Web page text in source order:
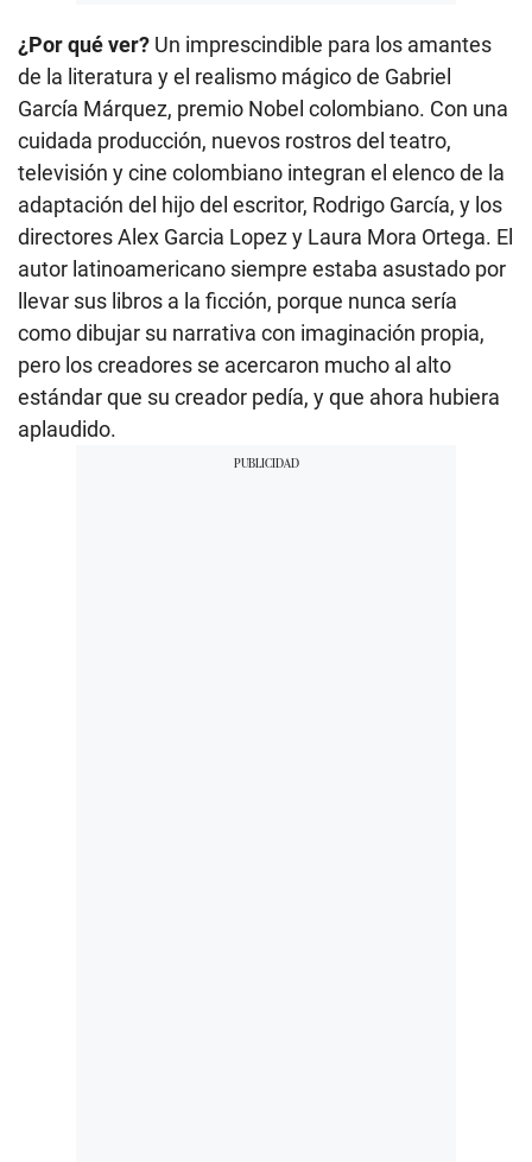
¿Por qué ver? Un imprescindible para los amantes
de la literatura y el realismo mágico de Gabriel
García Márquez, premio Nobel colombiano. Con una
cuidada producción, nuevos rostros del teatro,
televisión y cine colombiano integran el elenco de la
adaptación del hijo del escritor, Rodrigo García, y los
directores Alex Garcia Lopez y Laura Mora Ortega. El
autor latinoamericano siempre estaba asustado por
llevar sus libros a la ficción, porque nunca sería
como dibujar su narrativa con imaginación propia,
pero los creadores se acercaron mucho al alto
estándar que su creador pedía, y que ahora hubiera
aplaudido.